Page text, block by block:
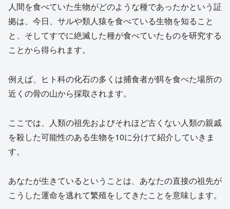
人間を食べていた生物がどのような種であったかという証
拠は、今日、サルや類人猿を食べている生物を知ること
と、そしてすでに絶滅した種が食べていたものを研究する
ことから得られます。
例えば、ヒト科の化石の多くは捕食者が餌を食べた場所の
近くの骨の山から採取されます。
ここでは、人類の祖先およびそれほど古くない人類の親戚
を殺した可能性のある生物を10に分けて紹介していきま
す。
あなたが生きているということは、あなたの直接の祖先が
こうした運命を逃れて繁殖をしてきたことを意味します。